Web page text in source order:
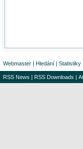
Webmaster | Hledání | Statistiky
RSS News | RSS Downloads |